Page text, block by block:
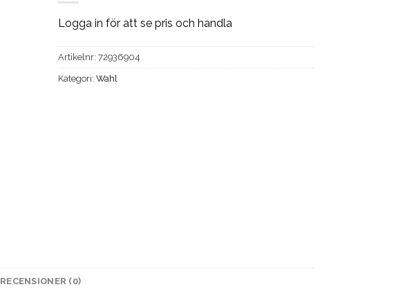
Logga in för att se pris och handla
Artikelnr:72936904
Kategori:Wahl
RECENSIONER (0)